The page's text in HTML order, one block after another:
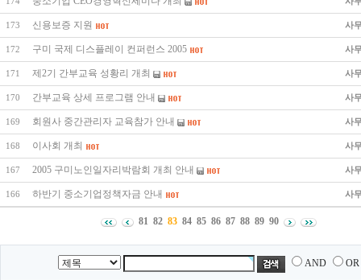
173 신용보증 지원 사
172 구미 국제 디스플레이 컨퍼런스 2005 사
171 제2기 간부교육 성황리 개최 사
170 간부교육 상세 프로그램 안내 사
169 회원사 중간관리자 교육참가 안내 사
168 이사회 개최 사
167 2005 구미노인일자리박람회 개최 안내 사
166 하반기 중소기업정책자금 안내 사
81 82 83 84 85 86 87 88 89 90
AND OR